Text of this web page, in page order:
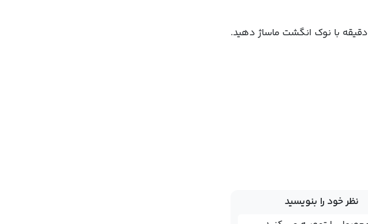
مقدار کافی از شامپو ضد ریزش مو خشک کاتوس را روی پوست سر خیس ریخته و به آرامی به مدت 1-2 دقیقه با نوک انگشت ماساژ دهید.
نظر خود را بنویسید